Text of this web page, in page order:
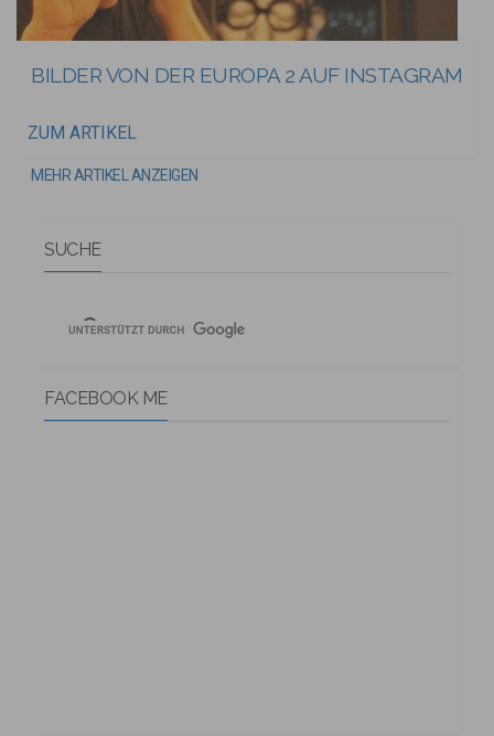
BILDER VON DER EUROPA 2 AUF INSTAGRAM
ZUM ARTIKEL
MEHR ARTIKEL ANZEIGEN
SUCHE
FACEBOOK ME